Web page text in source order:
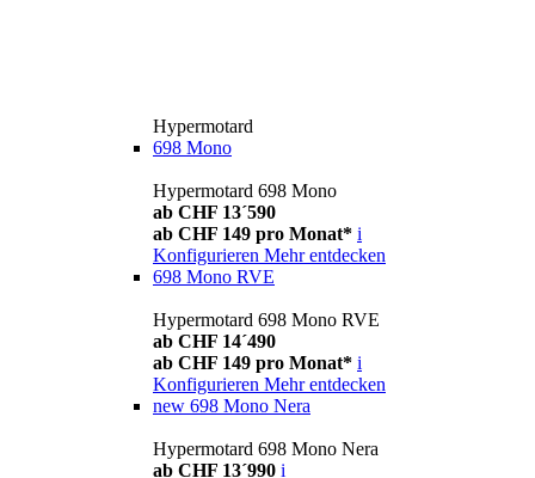
Hypermotard
698 Mono
Hypermotard 698 Mono
ab CHF 13´590
ab CHF 149 pro Monat* i
Konfigurieren Mehr entdecken
698 Mono RVE
Hypermotard 698 Mono RVE
ab CHF 14´490
ab CHF 149 pro Monat* i
Konfigurieren Mehr entdecken
new 698 Mono Nera
Hypermotard 698 Mono Nera
ab CHF 13´990 i